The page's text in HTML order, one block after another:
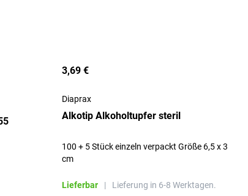
3,69 €
Diaprax
Alkotip Alkoholtupfer steril
100 + 5 Stück einzeln verpackt Größe 6,5 x 3
cm
Lieferbar | Lieferung in 6-8 Werktagen.